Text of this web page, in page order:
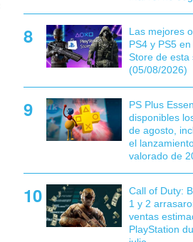
Las mejores
PS4 y PS5
Store de esta
(05/08/2026)
PS Plus
disponibles
de agosto,
el
valorado de
Call of Duty:
1 y 2
ventas
PlayStation